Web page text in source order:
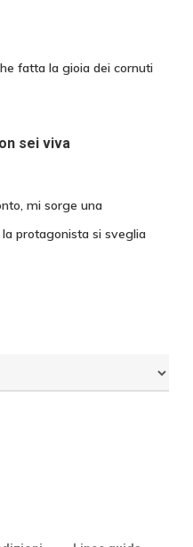
fatta la gioia dei cornuti
sei viva
mi sorge una
protagonista si sveglia